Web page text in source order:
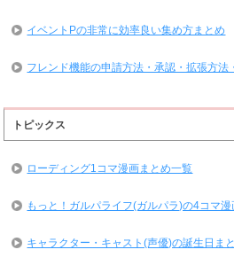
イベントPの非常に効率良い集め方まとめ
フレンド機能の申請方法・承認・拡張方法
トピックス
ローディング1コマ漫画まとめ一覧
もっと！ガルパライフ(ガルパラ)の4コマ漫
キャラクター・キャスト(声優)の誕生日ま